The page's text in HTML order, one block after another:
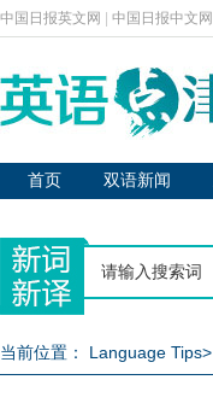
中国日报英文网 中国日报中文网
首页 双语新闻
当前位置： Language Tips>